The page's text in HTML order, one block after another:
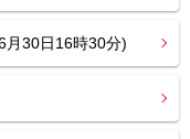
月30日16時30分)